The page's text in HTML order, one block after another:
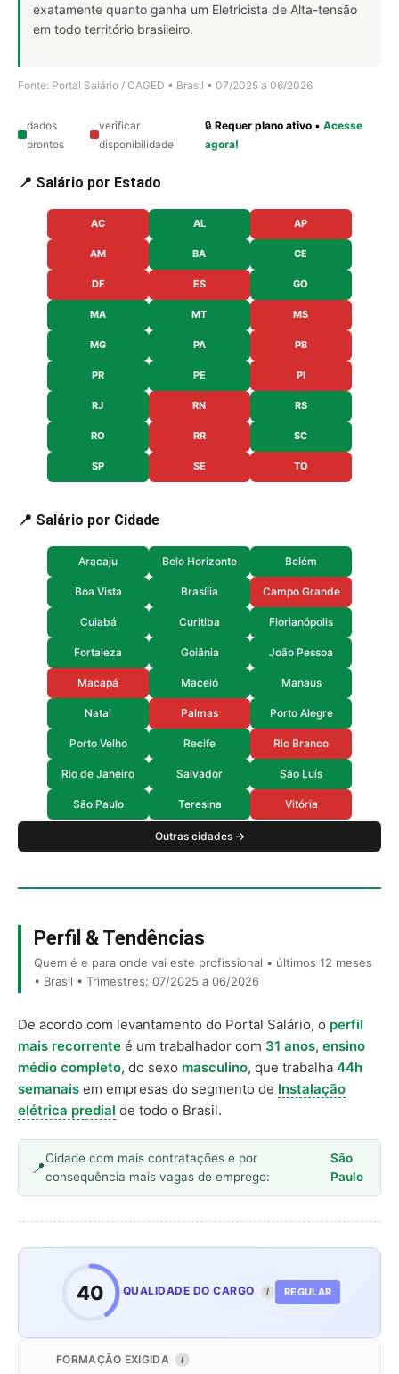
exatamente quanto ganha um Eletricista de Alta-tensão
em todo território brasileiro.
Fonte: Portal Salário / CAGED • Brasil • 07/2025 a 06/2026
dados
prontos
verificar
disponibilidade
🔒Requer plano ativo •Acesse
agora!
📍 Salário por Estado
AC AL AP
AM BA CE
DF ES GO
MA MT MS
MG PA PB
PR PE PI
RJ RN RS
RO RR SC
SP SE TO
📍 Salário por Cidade
Aracaju Belo Horizonte Belém
Boa Vista Brasília Campo Grande
Cuiabá Curitiba Florianópolis
Fortaleza Goiânia João Pessoa
Macapá Maceió Manaus
Natal Palmas Porto Alegre
Porto Velho Recife Rio Branco
Rio de Janeiro Salvador São Luís
São Paulo Teresina Vitória
Outras cidades →
Perfil & Tendências
Quem é e para onde vai este profissional • últimos 12 meses
• Brasil • Trimestres: 07/2025 a 06/2026
De acordo com levantamento do Portal Salário, o perfil
mais recorrente é um trabalhador com 31 anos, ensino
médio completo, do sexo masculino, que trabalha 44h
semanais em empresas do segmento de Instalação
elétrica predial de todo o Brasil.
Cidade com mais contratações e por
consequência mais vagas de emprego:
São
Paulo
40 QUALIDADE DO CARGO I REGULAR
FORMAÇÃO EXIGIDA I